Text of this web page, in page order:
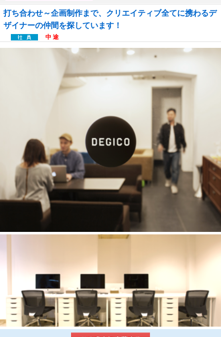
打ち合わせ～企画制作まで、クリエイティブ全てに携わるデ
ザイナーの仲間を探しています！
中 途